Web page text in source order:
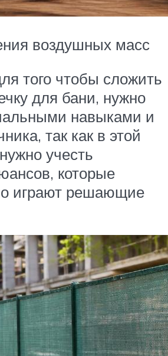
воздушных масс
того чтобы сложить
для бани, нужно
навыками и
так как в этой
учесть
которые
играют решающие